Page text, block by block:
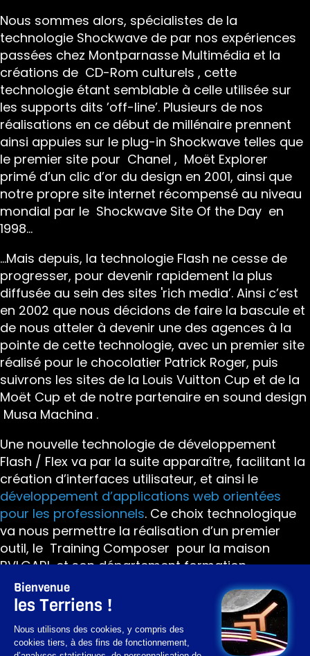
Nous sommes alors, spécialistes de la
technologie Shockwave de par nos expériences
passées chez Montparnasse Multimédia et la
créations de CD-Rom culturels , cette
technologie étant semblable à celle utilisée sur
les supports dits ’off-line’. Plusieurs de nos
réalisations en ce début de millénaire prennent
ainsi appuies sur le plug-in Shockwave telles que
le premier site pour Chanel , Moët Explorer
primé d’un clic d’or du design en 2001, ainsi que
notre propre site internet récompensé au niveau
mondial par le Shockwave Site Of the Day en
1998…
…Mais depuis, la technologie Flash ne cesse de
progresser, pour devenir rapidement la plus
diffusée au sein des sites 'rich media’. Ainsi c’est
en 2002 que nous décidons de faire la bascule et
de nous atteler à devenir une des agences à la
pointe de cette technologie, avec un premier site
réalisé pour le chocolatier Patrick Roger, puis
suivrons les sites de la Louis Vuitton Cup et de la
Moët Cup et de notre partenaire en sound design
Musa Machina .
Une nouvelle technologie de développement
Flash / Flex va par la suite apparaître, facilitant la
création d’interfaces utilisateur, et ainsi le
développement d’applications web orientées
pour les professionnels. Ce choix technologique
va nous permettre la réalisation d’un premier
outil, le Training Composer pour la maison
BVLGARI, et son département formation.
La web app de Musa Machina, une ode
Bienvenue
les Terriens !
Nous utilisons des cookies, y compris des
cookies tiers, à des fins de fonctionnement,